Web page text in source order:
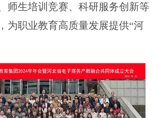
师生培训竞赛、科研服务创新等
为职业教育高质量发展提供“河